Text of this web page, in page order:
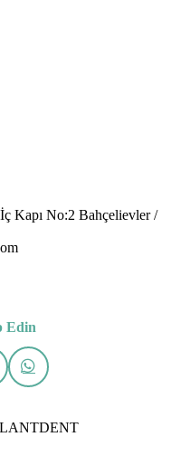
Kapı No:2 Bahçelievler /
Edin